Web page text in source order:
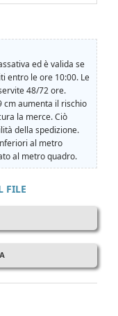
ed è valida se
entro le ore 10:00. Le
48/72 ore.
cm aumenta il rischio
la merce. Ciò
della spedizione.
al metro
al metro quadro.
FILE